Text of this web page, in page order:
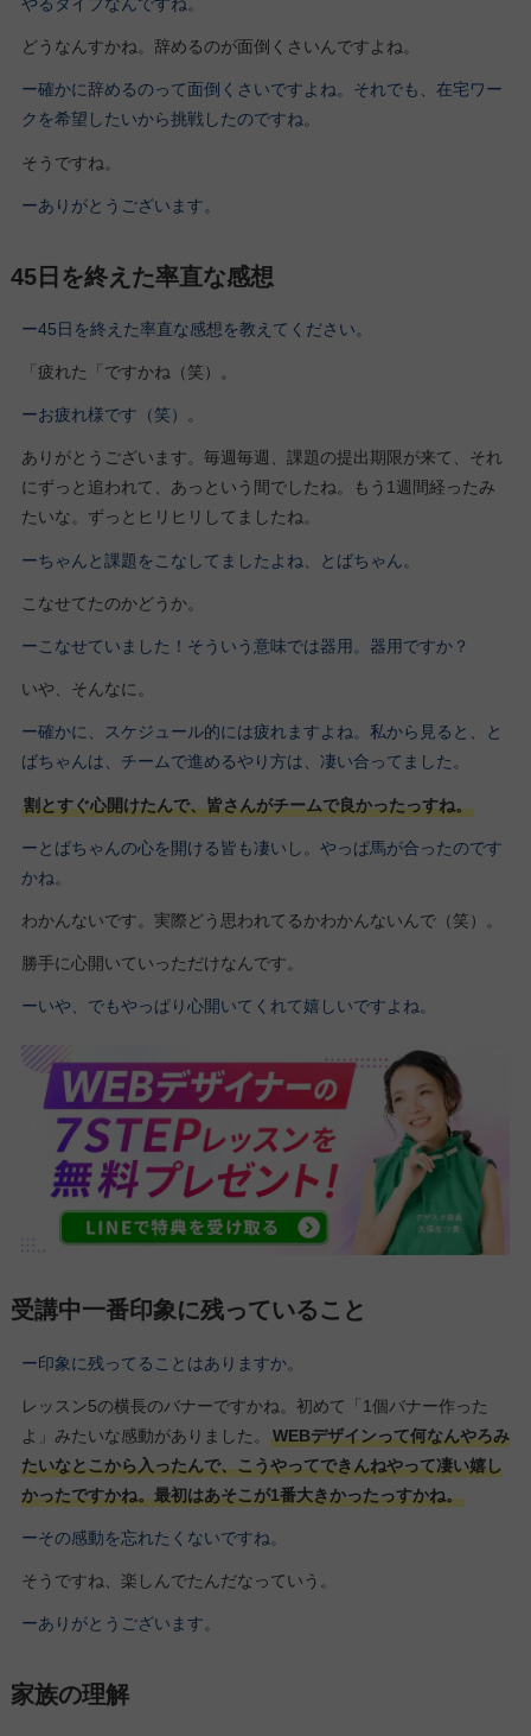
どうなんすかね。辞めるのが面倒くさいんですよね。
ー確かに辞めるのって面倒くさいですよね。それでも、在宅ワー
クを希望したいから挑戦したのですね。
そうですね。
ーありがとうございます。
45日を終えた率直な感想
ー45日を終えた率直な感想を教えてください。
「疲れた「ですかね（笑）。
ーお疲れ様です（笑）。
ありがとうございます。毎週毎週、課題の提出期限が来て、それ
にずっと追われて、あっという間でしたね。もう1週間経ったみ
たいな。ずっとヒリヒリしてましたね。
ーちゃんと課題をこなしてましたよね、とばちゃん。
こなせてたのかどうか。
ーこなせていました！そういう意味では器用。器用ですか？
いや、そんなに。
ー確かに、スケジュール的には疲れますよね。私から見ると、と
ばちゃんは、チームで進めるやり方は、凄い合ってました。
割とすぐ心開けたんで、皆さんがチームで良かったっすね。
ーとばちゃんの心を開ける皆も凄いし。やっぱ馬が合ったのです
かね。
わかんないです。実際どう思われてるかわかんないんで（笑）。
勝手に心開いていっただけなんです。
ーいや、でもやっぱり心開いてくれて嬉しいですよね。
受講中一番印象に残っていること
ー印象に残ってることはありますか。
レッスン5の横長のバナーですかね。初めて「1個バナー作った
よ」みたいな感動がありました。
WEBデザインって何なんやろみ
たいなとこから入ったんで、こうやってできんねやって凄い嬉し
かったですかね。最初はあそこが1番大きかったっすかね。
ーその感動を忘れたくないですね。
そうですね、楽しんでたんだなっていう。
ーありがとうございます。
家族の理解